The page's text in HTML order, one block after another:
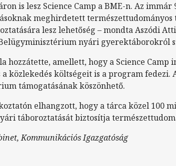
is lesz Science Camp a BME-n. Az immár
meghirdetett természettudományos
lesz lehetőség – mondta Aszódi
nyári gyerektáborokról
hozzátette, amellett, hogy a Science Camp
a közlekedés költségeit is a program
támogatásának köszönhető.
elhangzott, hogy a tárca közel 100
táboroztatását biztosítja
Kommunikációs Igazgatóság